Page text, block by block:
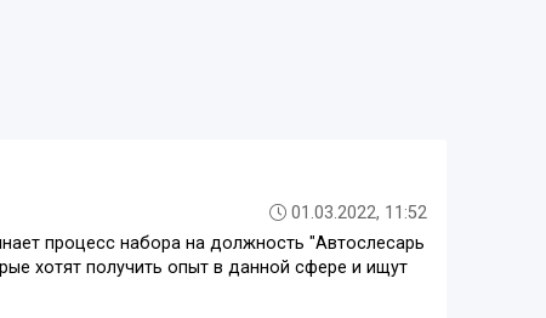
01.03.2022, 11:52
процесс набора на должность "Автослесарь
хотят получить опыт в данной сфере и ищут